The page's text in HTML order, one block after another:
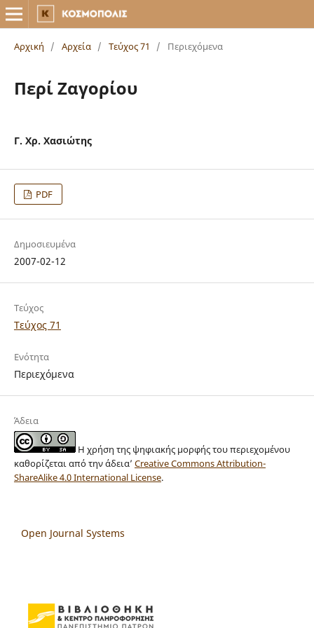
Αρχική / Αρχεία / Τεύχος 71 / Περιεχόμενα
Περί Ζαγορίου
Γ. Χρ. Χασιώτης
PDF
Δημοσιευμένα
2007-02-12
Τεύχος
Τεύχος 71
Ενότητα
Περιεχόμενα
Άδεια
Η χρήση της ψηφιακής μορφής του περιεχομένου
καθορίζεται από την άδεια’ Creative Commons Attribution-
ShareAlike 4.0 International License.
Open Journal Systems